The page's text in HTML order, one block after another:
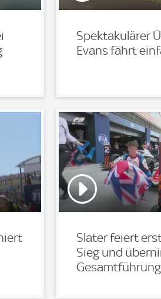
Spektakulärer
Evans fährt
Slater feiert
Sieg und
Gesamtführung